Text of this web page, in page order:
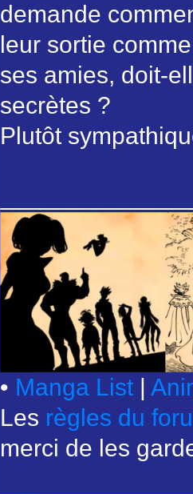
demande
leur sortie
ses amies, doit-
secrètes ?
Plutôt
• Manga List |
Les règles du
merci de les